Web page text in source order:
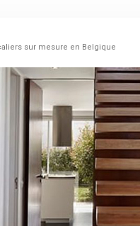
sur mesure en Belgique